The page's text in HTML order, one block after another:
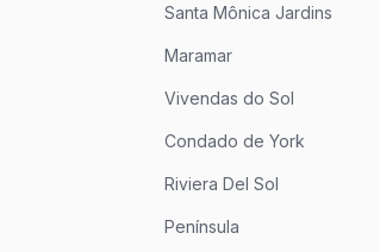
Santa Mônica Jardins
Maramar
Vivendas do Sol
Condado de York
Riviera Del Sol
Península